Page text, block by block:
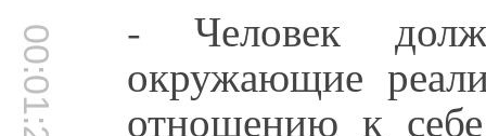
00:01:22 - Человек
окружающие
отношению к